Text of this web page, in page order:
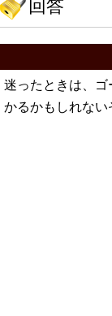
回答
迷ったときは、
かるかもしれない